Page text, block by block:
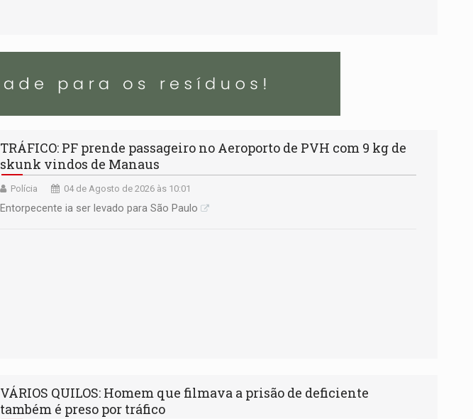
TRÁFICO: PF prende passageiro no Aeroporto de PVH com 9 kg de
skunk vindos de Manaus
Polícia 04 de Agosto de 2026 às 10:01
Entorpecente ia ser levado para São Paulo
VÁRIOS QUILOS: Homem que filmava a prisão de deficiente
também é preso por tráfico